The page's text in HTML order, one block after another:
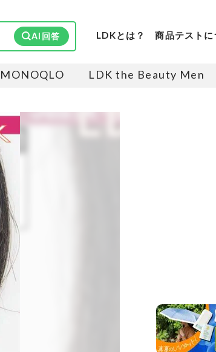
AI回答 LDKとは？ 商品テストに
MONOQLO LDK the Beauty Men